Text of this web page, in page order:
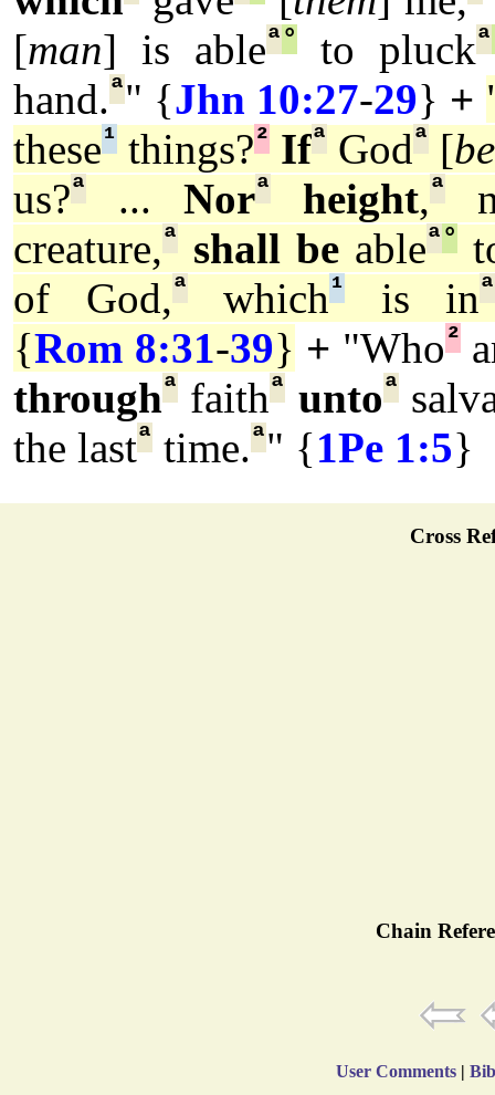
[man] is ableª°to pluckª
hand.ª" {Jhn 10:27-29} +
these¹ things?² Ifª Godª [be
us?ª ... Norª height,ª
creature,ª shall be ableª°
of God,ª which¹ is inª
{Rom 8:31-39} + "Who²
throughª faithª untoª
the lastª time.ª" {1Pe 1:5}
Cross
Chain
User Comments |